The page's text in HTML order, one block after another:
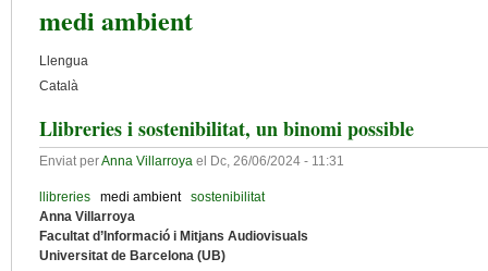
medi ambient
Llengua
Català
Llibreries i sostenibilitat, un binomi possible
Enviat perAnna Villarroya el Dc, 26/06/2024 - 11:31
llibreries medi ambient
sostenibilitat
Anna Villarroya
Facultat d’Informació i Mitjans Audiovisuals
Universitat de Barcelona (UB)